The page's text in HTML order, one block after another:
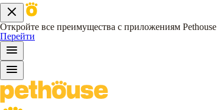
Откройте все преимущества с приложениям Pethouse
Перейти